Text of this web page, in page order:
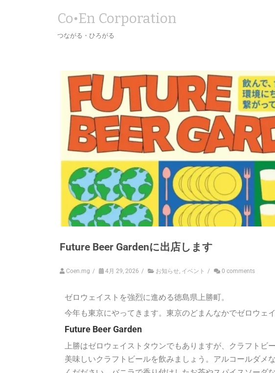
Co•En Corporation
つながる・ひろがる
Future Beer Gardenに出店します
Coen.mg / 4月 29, 2026 / お知らせ イベント / 0 comments
ゼロウェイストを強烈に進める徳島県上勝町。
今年も東京にやってきます。東京のどまんなかでゼロウェ
Future Beer Garden
上勝はゼロウェイストタウンでもありますが、クラフト
美味しいクラフトビールを飲みましょう。アルコールダメ